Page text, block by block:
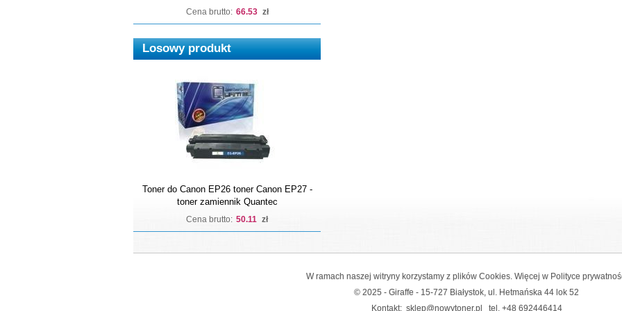
Cena brutto: 66.53 zł
Losowy produkt
Toner do Canon EP26 toner Canon EP27 -
toner zamiennik Quantec
Cena brutto: 50.11 zł
W ramach naszej witryny korzystamy z plików Cookies. Więcej w Polityce
© 2025 - Giraffe - 15-727 Białystok, ul. Hetmańska 44 lok 52
Kontakt: sklep@nowytoner.pl tel. +48 692446414